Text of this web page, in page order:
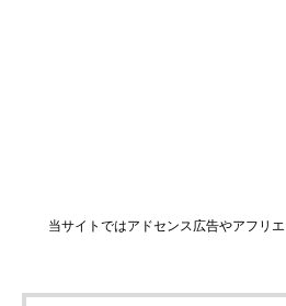
当サイトではアドセンス広告やアフリ